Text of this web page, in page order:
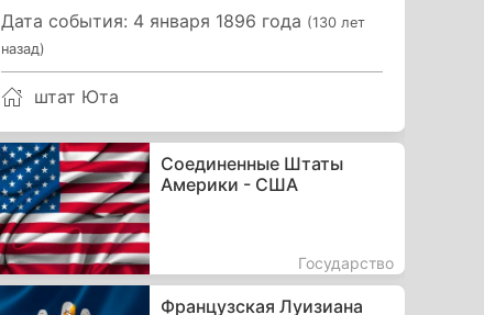
Дата события: 4 января 1896 года (130 лет
назад)
штат Юта
Соединенные Штаты
Америки - США
Государство
Французская Луизиана